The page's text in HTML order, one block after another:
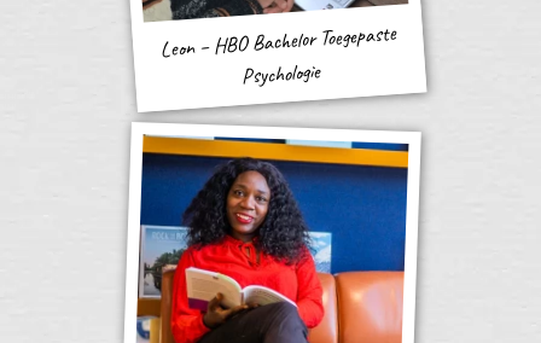
Leon – HBO Bachelor Toegepaste
Psychologie